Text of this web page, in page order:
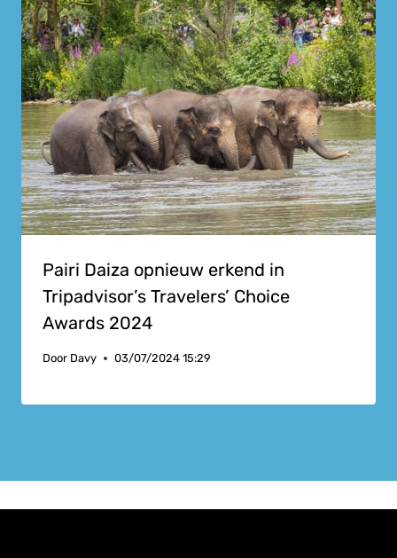
Pairi Daiza opnieuw erkend in
Tripadvisor’s Travelers’ Choice
Awards 2024
Door Davy 03/07/2024 15:29